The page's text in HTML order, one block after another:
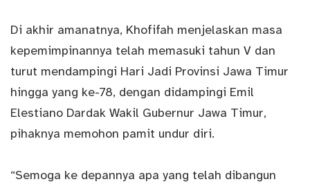
Di akhir amanatnya, Khofifah menjelaskan masa
kepemimpinannya telah memasuki tahun V dan
turut mendampingi Hari Jadi Provinsi Jawa Timur
hingga yang ke-78, dengan didampingi Emil
Elestiano Dardak Wakil Gubernur Jawa Timur,
pihaknya memohon pamit undur diri.
“Semoga ke depannya apa yang telah dibangun